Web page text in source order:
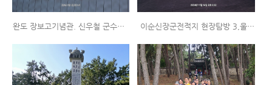
완도 장보고기념관. 신우철 군수님 저녁만찬 (여수/부산합동) 2024.11.16~17 이순신장군전적지 현장탐방 3,울둘목 (여수/부산합동) 2024.11.16~17